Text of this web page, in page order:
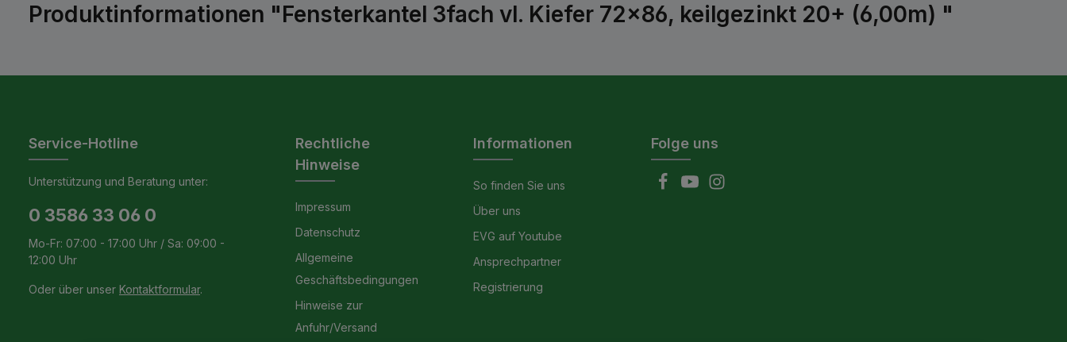
Produktinformationen "Fensterkantel 3fach vl. Kiefer 72x86, keilgezinkt 20+ (6,00m) "
Service-Hotline
Unterstützung und Beratung unter:
0 3586 33 06 0
Mo-Fr: 07:00 - 17:00 Uhr / Sa: 09:00 -
12:00 Uhr
Oder über unser Kontaktformular.
Rechtliche
Hinweise
Impressum
Datenschutz
Allgemeine
Geschäftsbedingungen
Hinweise zur
Anfuhr/Versand
Informationen
So finden Sie uns
Über uns
EVG auf Youtube
Ansprechpartner
Registrierung
Folge uns